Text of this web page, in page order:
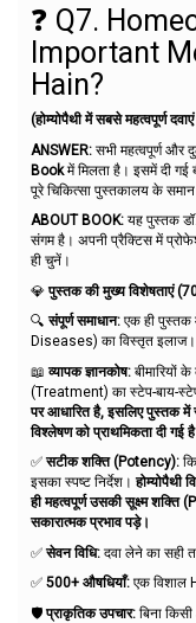
❓ Q7.
Important
Hain?
(होम्योपैथी में सबसे महत्वपूर्ण
ANSWER: सभी महत्वपूर्ण और
Bookमें मिलता है। इसमें दी गई
पूरे चिकित्सा पुस्तकालय के समान
ABOUT BOOK: यह पुस्तक
संगम है। अपनी प्रैक्टिस में
ही चुनें।
💎पुस्तक की मुख्य विशेषताएं
🔍संपूर्ण समाधान: एक ही पुस्तक
Diseases) का विस्तृत इलाज।
📖व्यापक ज्ञानकोष:
(Treatment) का स्टेप-बाय-
पर आधारित है, इसलिए पुस्तक में
विश्लेषण को प्राथमिकता दी गई
✅सटीक शक्ति (Potency):
इसका स्पष्ट निर्देश।होम्योपैथी
ही महत्वपूर्ण उसकी सूक्ष्म
सकारात्मक प्रभाव पड़े।
✅सेवन विधि: दवा लेने का सही
✅ 500+ औषधियाँ: एक
🛡️प्राकृतिक उपचार: बिना